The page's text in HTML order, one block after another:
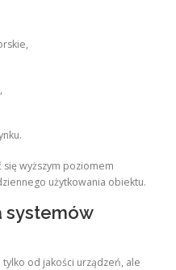
się wyższym poziomem
użytkowania obiektu.
systemów
od jakości urządzeń, ale